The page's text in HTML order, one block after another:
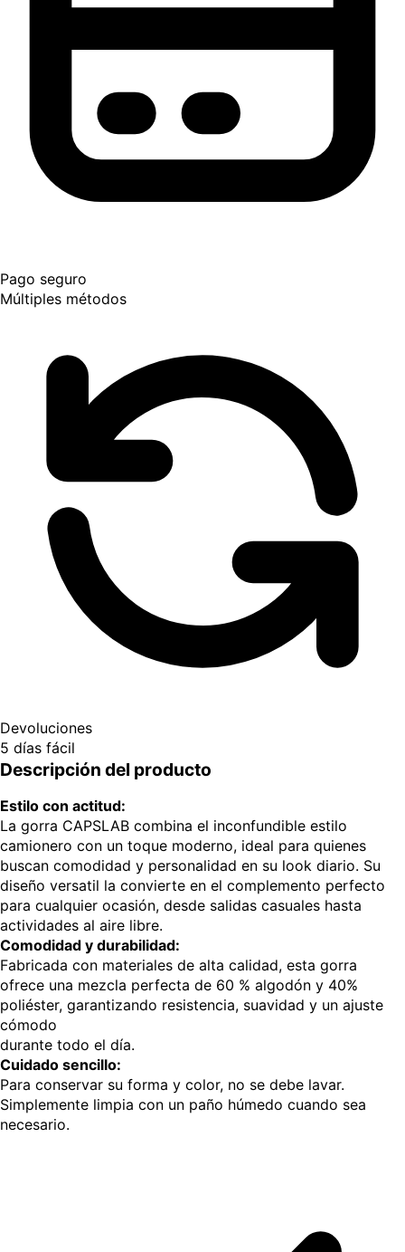
Pago seguro
Múltiples métodos
Devoluciones
5 días fácil
Descripción del producto
Estilo con actitud:
La gorra CAPSLAB combina el inconfundible estilo
camionero con un toque moderno, ideal para quienes
buscan comodidad y personalidad en su look diario. Su
diseño versatil la convierte en el complemento perfecto
para cualquier ocasión, desde salidas casuales hasta
actividades al aire libre.
Comodidad y durabilidad:
Fabricada con materiales de alta calidad, esta gorra
ofrece una mezcla perfecta de 60 % algodón y 40%
poliéster, garantizando resistencia, suavidad y un ajuste
cómodo
durante todo el día.
Cuidado sencillo:
Para conservar su forma y color, no se debe lavar.
Simplemente limpia con un paño húmedo cuando sea
necesario.